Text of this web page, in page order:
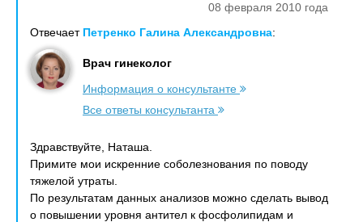
08 февраля 2010 года
Отвечает Петренко Галина Александровна:
Врач гинеколог
Информация о консультанте
Все ответы консультанта
Здравствуйте, Наташа.
Примите мои искренние соболезнования по поводу
тяжелой утраты.
По результатам данных анализов можно сделать вывод
о повышении уровня антител к фосфолипидам и